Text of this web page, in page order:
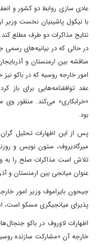
عادی سازی روابط دو کشور و
با نیکول پاشینیان نخست
نتایج مذاکرات دو طرف مطلع کند.
در حالی که در بیانیه‌های رسمی
مناقشه بین ارمنستان و
امور خارجه روسیه که در باکو
عقد توافقنامه‌هایی برای
«خرابکاری» می‌کند. منظور وی
بود.
پس از این اظهارات تحلیل
میرگادیروف، ستون نویس و
تلاش است مذاکرات صلح را به
عنوان میانجی بین ارمنستان و
جیحون بایراموف وزیر امور
پذیرای میانجیگری مسکو است،
اظهارات لاوروف در باکو
خارجه آن «مشارکت سازنده